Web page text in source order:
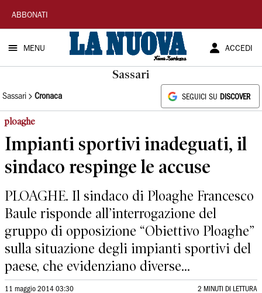
La
Nuova
Sardegna
ABBONATI
MENU ACCEDI
Sassari
Sassari Cronaca SEGUICI SU DISCOVER
ploaghe
Impianti sportivi inadeguati, il
sindaco respinge le accuse
PLOAGHE. Il sindaco di Ploaghe Francesco
Baule risponde all’interrogazione del
gruppo di opposizione “Obiettivo Ploaghe”
sulla situazione degli impianti sportivi del
paese, che evidenziano diverse...
11 maggio 2014 03:30 2 MINUTI DI LETTURA